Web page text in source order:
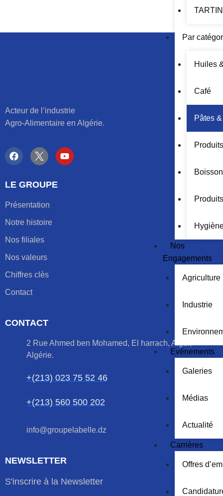
Par
Huiles
Café
Pâtes
Nos
Engagements
Agriculture
Industrie
Evénements
Galeries
Médias
Actualité
Carrières
Offres
Acteur de l’industrie
Agro-Alimentaire en Algérie.
LE GROUPE
Présentation
Notre histoire
Nos filiales
Nos valeurs
Chiffres clès
Contact
CONTACT
2 Rue Ahmed ben Mohamed, El harrach, Alger,
Algérie.
+(213) 023 75 52 46
+(213) 560 500 202
info@groupelabelle.dz
NEWSLETTER
S'inscrire à la Newsletter